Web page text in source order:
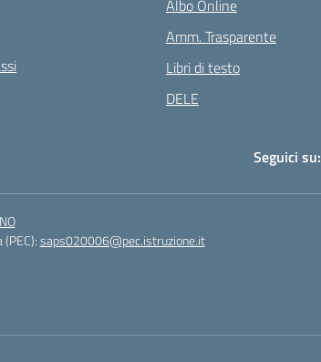
Albo Online
Amm. Trasparente
Libri di testo
DELE
Seguici su:
saps020006@pec.istruzione.it